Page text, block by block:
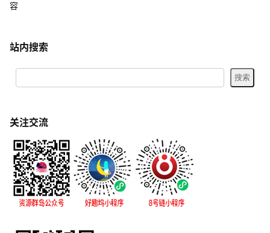
容
站内搜索
关注交流